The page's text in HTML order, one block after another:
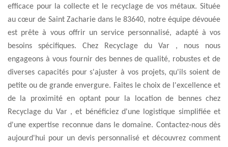
efficace pour la collecte et le recyclage de vos métaux. Située
au cœur de Saint Zacharie dans le 83640, notre équipe dévouée
est prête à vous offrir un service personnalisé, adapté à vos
besoins spécifiques. Chez Recyclage du Var , nous nous
engageons à vous fournir des bennes de qualité, robustes et de
diverses capacités pour s'ajuster à vos projets, qu'ils soient de
petite ou de grande envergure. Faites le choix de l'excellence et
de la proximité en optant pour la location de bennes chez
Recyclage du Var , et bénéficiez d'une logistique simplifiée et
d'une expertise reconnue dans le domaine. Contactez-nous dès
aujourd'hui pour un devis personnalisé et découvrez comment